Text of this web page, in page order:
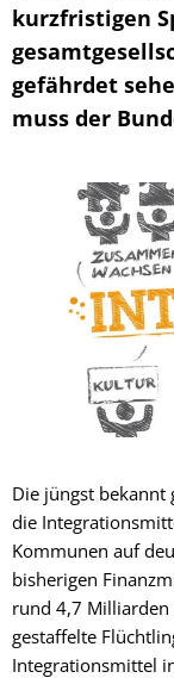
kurzfristigen
gefährdet
muss der
Die jüngst bekannt
die
Kommunen auf
bisherigen
rund 4,7 Milliarden
gestaffelte
Integrationsmittel